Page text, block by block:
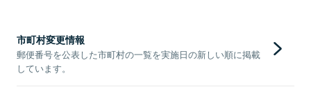
市町村変更情報
郵便番号を公表した市町村の一覧を実施日の新しい順に掲載
しています。